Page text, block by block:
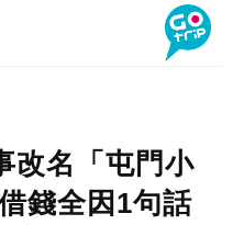
改名「屯門小
錢全因1句話